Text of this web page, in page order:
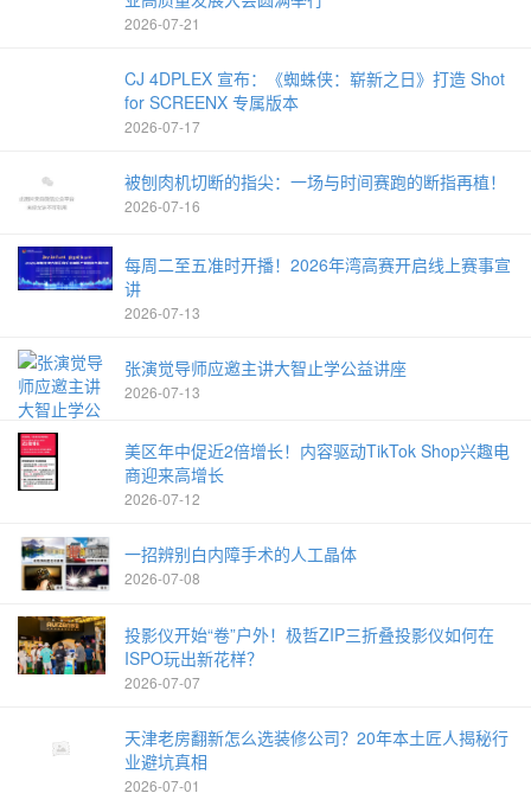
2026-07-21
CJ 4DPLEX 宣布：《蜘蛛侠：崭新之日》打造 Shot
for SCREENX 专属版本
2026-07-17
被刨肉机切断的指尖：一场与时间赛跑的断指再植！
2026-07-16
每周二至五准时开播！2026年湾高赛开启线上赛事宣
讲
2026-07-13
张演觉导师应邀主讲大智止学公益讲座
2026-07-13
美区年中促近2倍增长！内容驱动TikTok Shop兴趣电
商迎来高增长
2026-07-12
一招辨别白内障手术的人工晶体
2026-07-08
投影仪开始“卷”户外！极哲ZIP三折叠投影仪如何在
ISPO玩出新花样？
2026-07-07
天津老房翻新怎么选装修公司？20年本土匠人揭秘行
业避坑真相
2026-07-01